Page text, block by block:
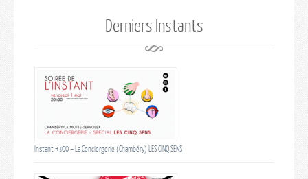
Derniers Instants
Instant #300 – La Conciergerie (Chambéry) LES CINQ SENS